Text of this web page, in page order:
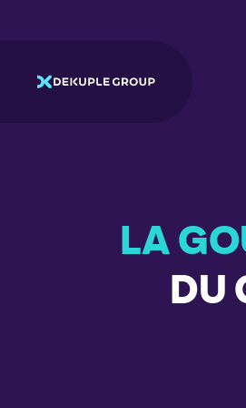
LA
DU